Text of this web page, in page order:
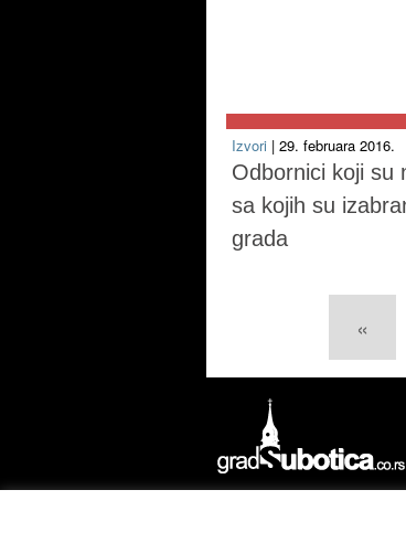
Izvori | 29. februara 2016.
Odbornici koji su
sa kojih su
grada
«